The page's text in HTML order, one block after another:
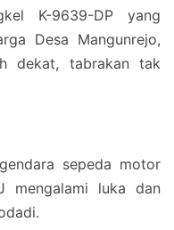
K-9639-DP yang
Desa Mangunrejo,
dekat, tabrakan tak
sepeda motor
mengalami luka dan